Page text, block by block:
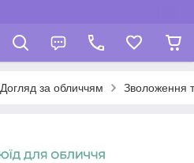
Догляд за обличчям Зволоження